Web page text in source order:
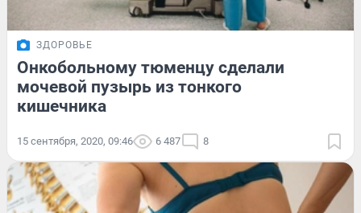
ЗДОРОВЬЕ
Онкобольному тюменцу сделали
мочевой пузырь из тонкого
кишечника
15 сентября, 2020, 09:46 6 487 8